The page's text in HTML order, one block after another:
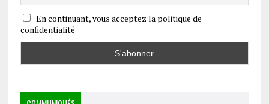
En continuant, vous acceptez la politique de
confidentialité